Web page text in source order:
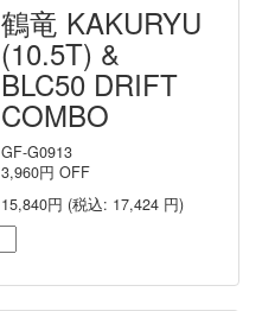
鶴竜 KAKURYU
(10.5T) &
BLC50 DRIFT
COMBO
GF-G0913
3,960円 OFF
15,840円 (税込: 17,424 円)